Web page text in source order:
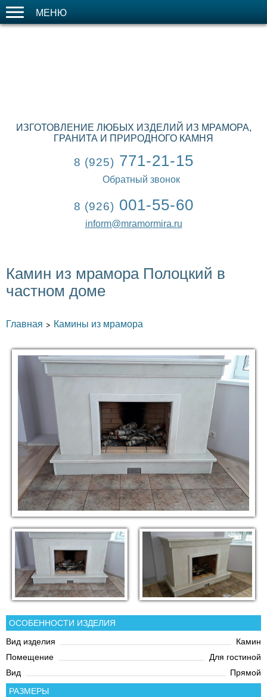
МЕНЮ
ИЗГОТОВЛЕНИЕ ЛЮБЫХ ИЗДЕЛИЙ ИЗ МРАМОРА,
ГРАНИТА И ПРИРОДНОГО КАМНЯ
8 (925) 771-21-15
Обратный звонок
8 (926) 001-55-60
inform@mramormira.ru
Камин из мрамора Полоцкий в
частном доме
Главная > Камины из мрамора
ОСОБЕННОСТИ ИЗДЕЛИЯ
Вид изделия
Камин
Помещение
Для гостиной
Вид
Прямой
РАЗМЕРЫ